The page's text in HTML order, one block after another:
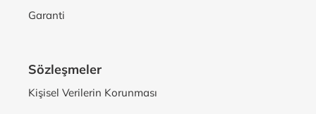
Garanti
Sözleşmeler
Kişisel Verilerin Korunması